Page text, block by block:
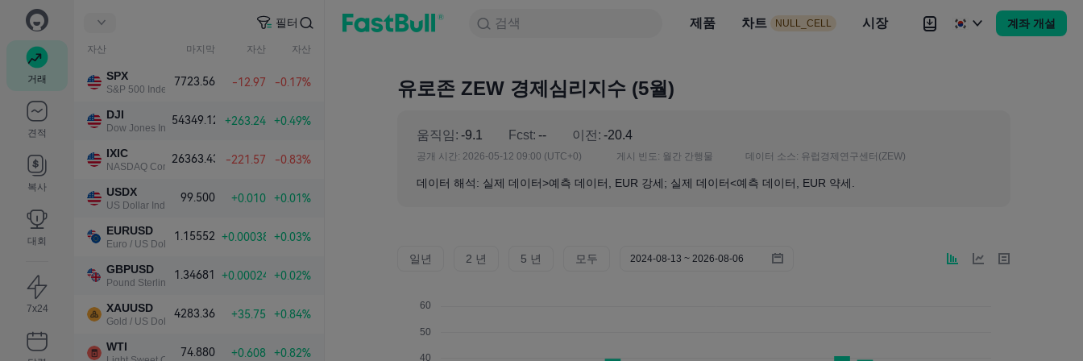
거래
견적
복사
대회
7x24
필터
자산 마지막 자산 자산
SPX
S&P 500 Index
7723.56 -12.97 -0.17%
DJI
Dow Jones Industrial Average
54349.12 +263.24 +0.49%
IXIC
NASDAQ Composite Index
26363.43 -221.57 -0.83%
USDX
US Dollar Index
99.500 +0.010 +0.01%
EURUSD
Euro / US Dollar
1.15552 +0.00038 +0.03%
GBPUSD
Pound Sterling / US Dollar
1.34681 +0.00024 +0.02%
XAUUSD
Gold / US Dollar
4283.36 +35.75 +0.84%
WTI 74.880 +0.608 +0.82%
검색 제품 차트 NULL_CELL 시장 계좌 개설
검색
NULL_CELL 시장 뉴스 전략 Brokers 더
유로존 ZEW 경제심리지수 (5월)
움직임: -9.1 Fcst: -- 이전: -20.4
공개 시간: 2026-05-12 09:00 (UTC+0) 게시 빈도: 월간 간행물 데이터 소스: 유럽경제연구센터(ZEW)
데이터 해석: 실제 데이터>예측 데이터, EUR 강세; 실제 데이터<예측 데이터, EUR 약세.
일년 2 년 5 년 모두